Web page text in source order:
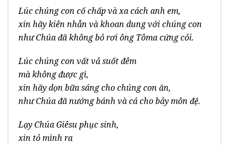
Lúc chúng con cố chấp và xa cách anh em,
xin hãy kiên nhẫn và khoan dung với chúng con
như Chúa đã không bỏ rơi ông Tôma cứng cỏi.
Lúc chúng con vất vả suốt đêm
mà không được gì,
xin hãy dọn bữa sáng cho chúng con ăn,
như Chúa đã nướng bánh và cá cho bảy môn đệ.
Lạy Chúa Giêsu phục sinh,
xin tỏ mình ra